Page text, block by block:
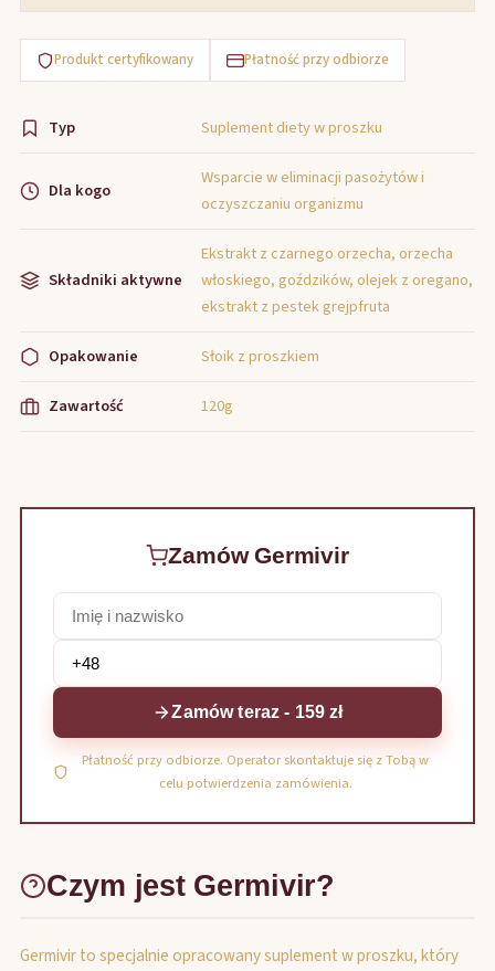
Produkt certyfikowany Płatność przy odbiorze
Typ Suplement diety w proszku
Dla kogo
Wsparcie w eliminacji pasożytów i
oczyszczaniu organizmu
Składniki aktywne
Ekstrakt z czarnego orzecha, orzecha
włoskiego, goździków, olejek z oregano,
ekstrakt z pestek grejpfruta
Opakowanie Słoik z proszkiem
Zawartość 120g
Zamów Germivir
Zamów teraz - 159 zł
Płatność przy odbiorze. Operator skontaktuje się z Tobą w
celu potwierdzenia zamówienia.
Czym jest Germivir?
Germivir to specjalnie opracowany suplement w proszku, który